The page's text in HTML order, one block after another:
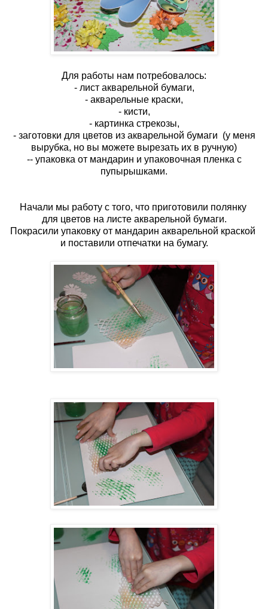
Для работы нам потребовалось:
- лист акварельной бумаги,
- акварельные краски,
- кисти,
- картинка стрекозы,
- заготовки для цветов из акварельной бумаги (у меня
вырубка, но вы можете вырезать их в ручную)
-- упаковка от мандарин и упаковочная пленка с
пупырышками.
Начали мы работу с того, что приготовили полянку
для цветов на листе акварельной бумаги.
Покрасили упаковку от мандарин акварельной краской
и поставили отпечатки на бумагу.